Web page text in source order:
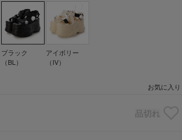
ブラック
（BL）
アイボリー
（IV）
お気に入り
品切れ